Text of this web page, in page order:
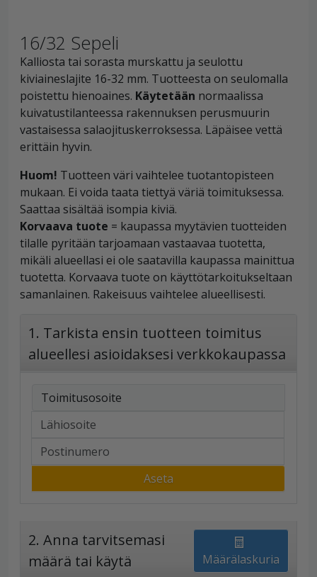
16/32 Sepeli
Kalliosta tai sorasta murskattu ja seulottu
kiviaineslajite 16-32 mm. Tuotteesta on seulomalla
poistettu hienoaines. Käytetään normaalissa
kuivatustilanteessa rakennuksen perusmuurin
vastaisessa salaojituskerroksessa. Läpäisee vettä
erittäin hyvin.
Huom! Tuotteen väri vaihtelee tuotantopisteen
mukaan. Ei voida taata tiettyä väriä toimituksessa.
Saattaa sisältää isompia kiviä.
Korvaava tuote = kaupassa myytävien tuotteiden
tilalle pyritään tarjoamaan vastaavaa tuotetta,
mikäli alueellasi ei ole saatavilla kaupassa mainittua
tuotetta. Korvaava tuote on käyttötarkoitukseltaan
samanlainen. Rakeisuus vaihtelee alueellisesti.
1. Tarkista ensin tuotteen toimitus
alueellesi asioidaksesi verkkokaupassa
Toimitusosoite
Aseta
2. Anna tarvitsemasi
määrä tai käytä
Määrälaskuria